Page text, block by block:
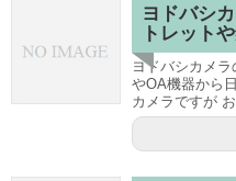
ヨドバシ
トレット
ヨドバシカメ
やOA機器から
カメラですが